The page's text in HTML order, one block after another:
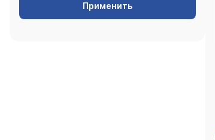
Применить